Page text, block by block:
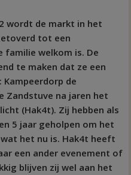
wordt de markt in het
tot een
familie welkom is. De
te maken dat ze een
de
Zandstuve na jaren het
(Hak4t). Zij hebben als
5 jaar geholpen om het
het nu is. Hak4t heeft
een ander evenement of
blijven zij wel aan het